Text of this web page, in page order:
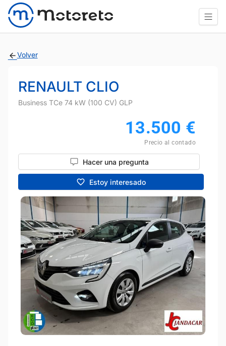
Volver
RENAULT CLIO
Business TCe 74 kW (100 CV) GLP
13.500 €
Precio al contado
Hacer una pregunta
Estoy interesado